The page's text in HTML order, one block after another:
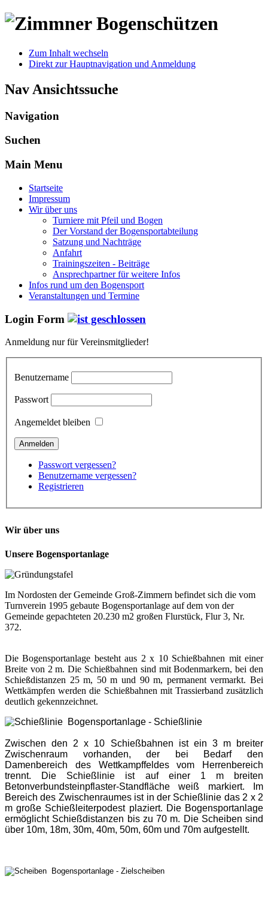
Zum Inhalt wechseln
Direkt zur Hauptnavigation und Anmeldung
Nav Ansichtssuche
Navigation
Suchen
Main Menu
Startseite
Impressum
Wir über uns
Turniere mit Pfeil und Bogen
Der Vorstand der Bogensportabteilung
Satzung und Nachträge
Anfahrt
Trainingszeiten - Beiträge
Ansprechpartner für weitere Infos
Infos rund um den Bogensport
Veranstaltungen und Termine
Login Form
Anmeldung nur für Vereinsmitglieder!
Benutzername
Passwort
Angemeldet bleiben
Passwort vergessen?
Benutzername vergessen?
Registrieren
Wir über uns
Unsere Bogensportanlage
Im Nordosten der Gemeinde Groß-Zimmern befindet sich die vom
Turnverein 1995 gebaute Bogensportanlage auf dem von der
Gemeinde gepachteten 20.230 m2 großen Flurstück, Flur 3, Nr.
372.
Die Bogensportanlage besteht aus 2 x 10 Schießbahnen mit einer
Breite von 2 m. Die Schießbahnen sind mit Bodenmarkern, bei den
Schießdistanzen 25 m, 50 m und 90 m, permanent vermarkt. Bei
Wettkämpfen werden die Schießbahnen mit Trassierband zusätzlich
deutlich gekennzeichnet.
Bogensportanlage - Schießlinie
Zwischen den 2 x 10 Schießbahnen ist ein 3 m breiter
Zwischenraum vorhanden, der bei Bedarf den
Damenbereich des Wettkampffeldes vom Herrenbereich
trennt. Die Schießlinie ist auf einer 1 m breiten
Betonverbundsteinpflaster-Standfläche weiß markiert. Im
Bereich des Zwischenraumes ist in der Schießlinie das 2 x 2
m große Schießleiterpodest plaziert. Die Bogensportanlage
ermöglicht Schießdistanzen bis zu 70 m. Die Scheiben sind
über 10m, 18m, 30m, 40m, 50m, 60m und 70m aufgestellt.
Bogensportanlage - Zielscheiben